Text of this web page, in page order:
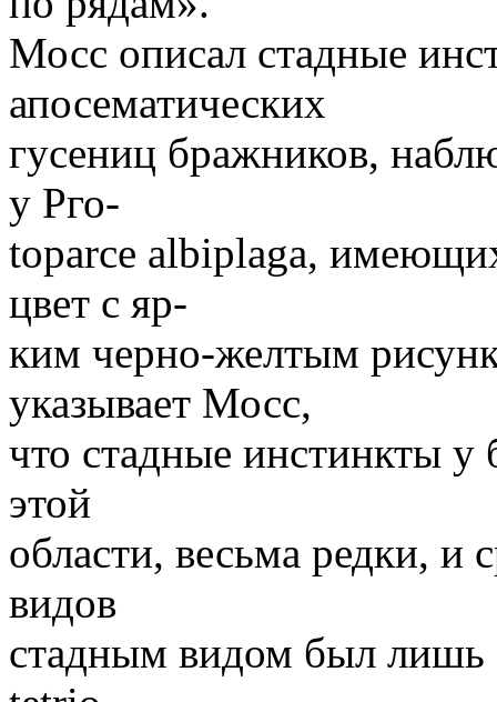
Мосс описал стадные
апосематических
гусениц бражников,
у Рго-
toparce albiplaga,
цвет с яр-
ким черно-желтым
указывает Мосс,
что стадные инстинкты у
этой
области, весьма редки,
видов
стадным видом был